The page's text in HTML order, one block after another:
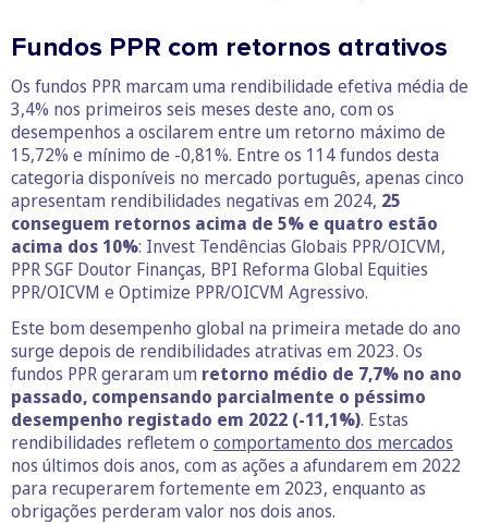
Fundos PPR com retornos atrativos
Os fundos PPR marcam uma rendibilidade efetiva média de
3,4% nos primeiros seis meses deste ano, com os
desempenhos a oscilarem entre um retorno máximo de
15,72% e mínimo de -0,81%. Entre os 114 fundos desta
categoria disponíveis no mercado português, apenas cinco
apresentam rendibilidades negativas em 2024, 25
conseguem retornos acima de 5% e quatro estão
acima dos 10%: Invest Tendências Globais PPR/OICVM,
PPR SGF Doutor Finanças, BPI Reforma Global Equities
PPR/OICVM e Optimize PPR/OICVM Agressivo.
Este bom desempenho global na primeira metade do ano
surge depois de rendibilidades atrativas em 2023. Os
fundos PPR geraram um retorno médio de 7,7% no ano
passado, compensando parcialmente o péssimo
desempenho registado em 2022 (-11,1%). Estas
rendibilidades refletem o comportamento dos mercados
nos últimos dois anos, com as ações a afundarem em 2022
para recuperarem fortemente em 2023, enquanto as
obrigações perderam valor nos dois anos.